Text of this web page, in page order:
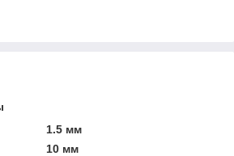
1.5 мм
10 мм